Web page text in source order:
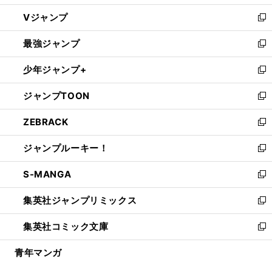
ウ
ィ
ン
ド
ウ
で
開
く
し
い
ウ
ィ
ン
ド
ウ
で
開
く
Vジャンプ
新
し
い
ウ
ィ
ン
ド
ウ
で
開
く
最強ジャンプ
新
し
い
ウ
ィ
ン
ド
ウ
で
開
く
少年ジャンプ+
新
し
い
ウ
ィ
ン
ド
ウ
で
開
く
ジャンプTOON
新
し
い
ウ
ィ
ン
ド
ウ
で
開
く
ZEBRACK
新
し
い
ウ
ィ
ン
ド
ウ
で
開
ジャンプルーキー！
新
し
い
ウ
ィ
ン
ド
ウ
S-MANGA
新
し
い
ウ
ィ
ン
集英社ジャンプリミックス
新
し
い
ウ
集英社コミック文庫
新
し
青年マンガ